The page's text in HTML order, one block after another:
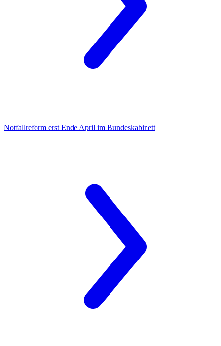
Notfallreform erst Ende April im Bundeskabinett